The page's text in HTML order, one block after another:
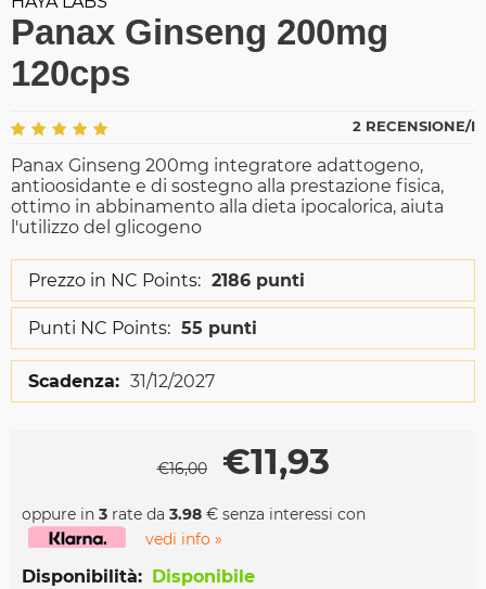
Panax Ginseng 200mg
120cps
2 RECENSIONE/I
Panax Ginseng 200mg integratore adattogeno,
antioosidante e di sostegno alla prestazione fisica,
ottimo in abbinamento alla dieta ipocalorica, aiuta
l'utilizzo del glicogeno
Prezzo in NC Points: 2186 punti
Punti NC Points: 55 punti
Scadenza: 31/12/2027
€16,00 €11,93
oppure in 3 rate da 3.98 € senza interessi con
vedi info »
Disponibilità: Disponibile